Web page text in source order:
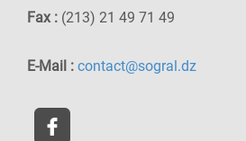
Fax : (213) 21 49 71 49
E-Mail : contact@sogral.dz